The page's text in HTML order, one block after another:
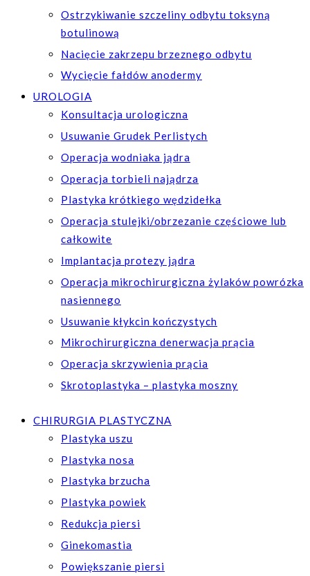
Ostrzykiwanie szczeliny odbytu toksyną
botulinową
Nacięcie zakrzepu brzeznego odbytu
Wycięcie fałdów anodermy
UROLOGIA
Konsultacja urologiczna
Usuwanie Grudek Perlistych
Operacja wodniaka jądra
Operacja torbieli najądrza
Plastyka krótkiego wędzidełka
Operacja stulejki/obrzezanie częściowe lub
całkowite
Implantacja protezy jądra
Operacja mikrochirurgiczna żylaków powrózka
nasiennego
Usuwanie kłykcin kończystych
Mikrochirurgiczna denerwacja prącia
Operacja skrzywienia prącia
Skrotoplastyka – plastyka moszny
CHIRURGIA PLASTYCZNA
Plastyka uszu
Plastyka nosa
Plastyka brzucha
Plastyka powiek
Redukcja piersi
Ginekomastia
Powiększanie piersi